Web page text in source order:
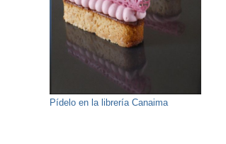
Pídelo en la librería Canaima